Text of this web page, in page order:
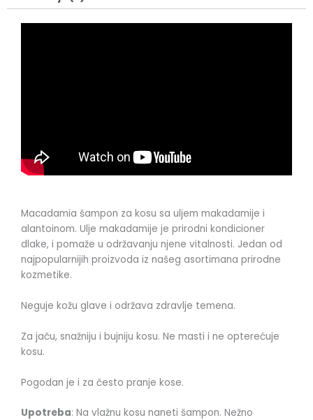
Macadamia šampon za kosu sa uljem makadamije i
alantoinom. Ulje makadamije je prirodni kondicioner
dlake, i pomaže u održavanju njene vitalnosti. Jedan od
najpopularnijih proizvoda iz našeg asortimana prirodne
kozmetike.
Neguje kožu glave i održava zdravlje temena.
Za jaču, snažniju i bujniju kosu. Ne masti i ne opterećuje
kosu.
Pogodan je i za često pranje kose.
Upotreba: Na vlažnu kosu naneti šampon. Nežno